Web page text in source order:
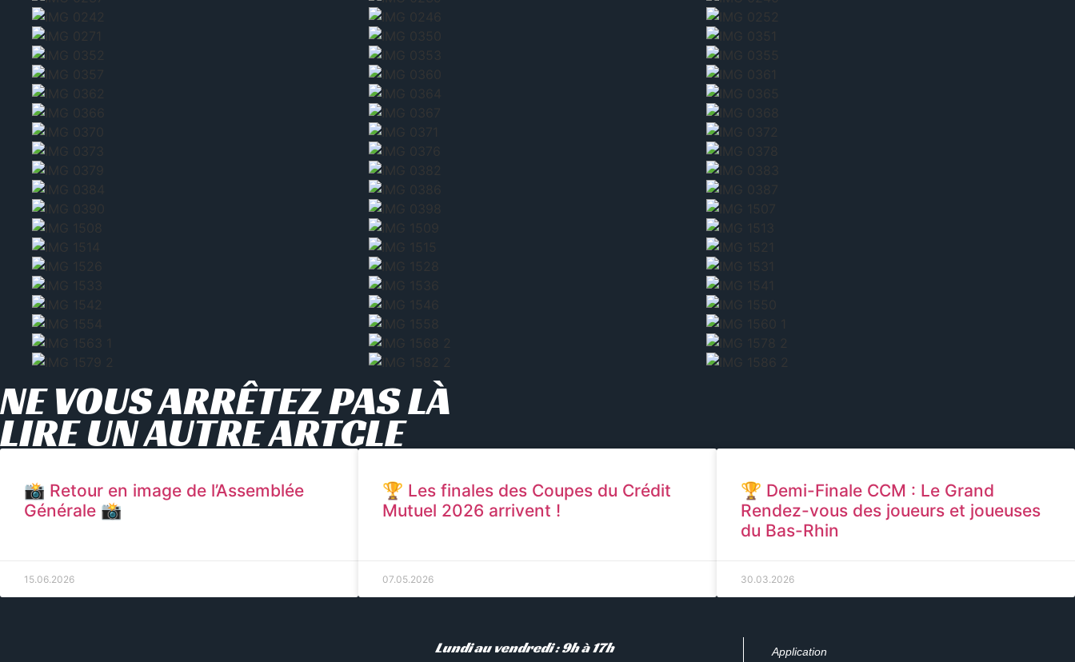
NE VOUS ARRÊTEZ PAS LÀ
LIRE UN AUTRE ARTCLE
📸 Retour en image de l’Assemblée
Générale 📸
15.06.2026
🏆 Les finales des Coupes du Crédit
Mutuel 2026 arrivent !
07.05.2026
🏆 Demi-Finale CCM : Le Grand
Rendez-vous des joueurs et joueuses
du Bas-Rhin
30.03.2026
Lundi au vendredi : 9h à 17h
Application